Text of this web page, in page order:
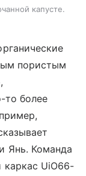
капусте.
пористым
то более
Янь. Команда
каркас UiO66-